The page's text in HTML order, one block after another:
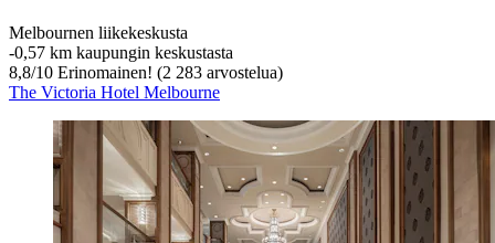
Melbournen liikekeskusta
‐0,57 km kaupungin keskustasta
8,8/10 Erinomainen! (2 283 arvostelua)
The Victoria Hotel Melbourne